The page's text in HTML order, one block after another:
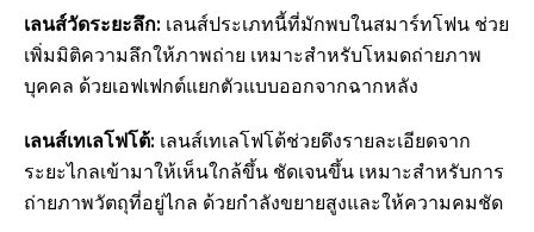
เลนส์วัดระยะลึก: เลนส์ประเภทนี้ที่มักพบในสมาร์ทโฟน ช่วย
เพิ่มมิติความลึกให้ภาพถ่าย เหมาะสำหรับโหมดถ่ายภาพ
บุคคล ด้วยเอฟเฟกต์แยกตัวแบบออกจากฉากหลัง
เลนส์เทเลโฟโต้: เลนส์เทเลโฟโต้ช่วยดึงรายละเอียดจาก
ระยะไกลเข้ามาให้เห็นใกล้ขึ้น ชัดเจนขึ้น เหมาะสำหรับการ
ถ่ายภาพวัตถุที่อยู่ไกล ด้วยกำลังขยายสูงและให้ความคมชัด